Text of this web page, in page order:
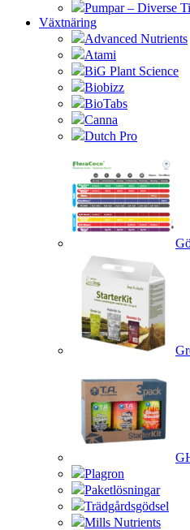
Pumpar – Diverse
Växtnäring
Advanced Nutrients
Atami
BiG Plant Science
Biobizz
BioTabs
Canna
Dutch Pro
Plagron
Paketlösningar
Trädgårdsgödsel
Mills Nutrients